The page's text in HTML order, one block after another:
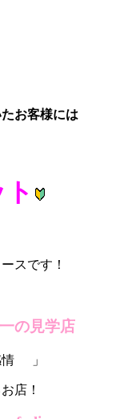
お客様には
スです！
の見学店
」
店！